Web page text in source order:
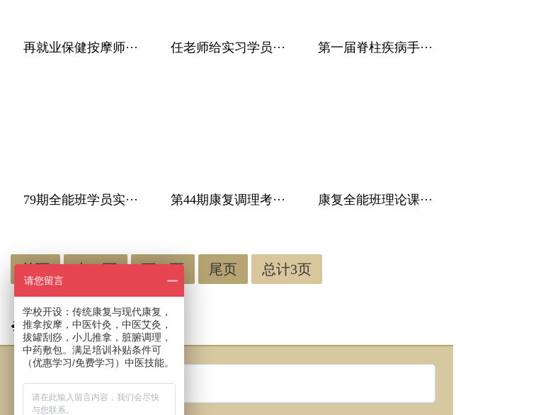
再就业保健按摩师··· 任老师给实习学员··· 第一届脊柱疾病手···
79期全能班学员实··· 第44期康复调理考··· 康复全能班理论课···
首页 上一页 下一页 尾页 总计3页
❉ 报名预约通道
请您留言
学校开设：传统康复与现代康复，
推拿按摩，中医针灸，中医艾灸，
拔罐刮痧，小儿推拿，脏腑调理，
中药敷包。满足培训补贴条件可
（优惠学习/免费学习）中医技能。